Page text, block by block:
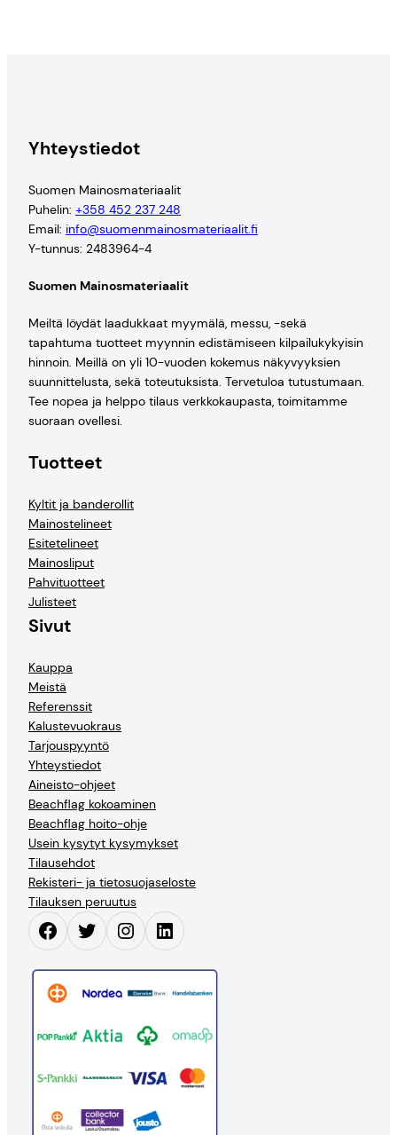
Yhteystiedot
Suomen Mainosmateriaalit
Puhelin: +358 452 237 248
Email: info@suomenmainosmateriaalit.fi
Y-tunnus: 2483964-4
Suomen Mainosmateriaalit
Meiltä löydät laadukkaat myymälä, messu, -sekä
tapahtuma tuotteet myynnin edistämiseen kilpailukykyisin
hinnoin. Meillä on yli 10-vuoden kokemus näkyvyyksien
suunnittelusta, sekä toteutuksista. Tervetuloa tutustumaan.
Tee nopea ja helppo tilaus verkkokaupasta, toimitamme
suoraan ovellesi.
Tuotteet
Kyltit ja banderollit
Mainostelineet
Esitetelineet
Mainosliput
Pahvituotteet
Julisteet
Sivut
Kauppa
Meistä
Referenssit
Kalustevuokraus
Tarjouspyyntö
Yhteystiedot
Aineisto-ohjeet
Beachflag kokoaminen
Beachflag hoito-ohje
Usein kysytyt kysymykset
Tilausehdot
Rekisteri- ja tietosuojaseloste
Tilauksen peruutus
Facebook Twitter Instagram LinkedIn